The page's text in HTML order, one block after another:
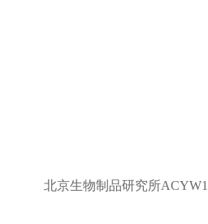
北京生物制品研究所